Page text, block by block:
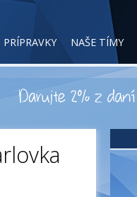
PRÍPRAVKY NAŠE TÍMY